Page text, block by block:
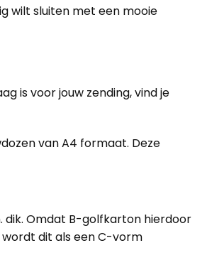
wilt sluiten met een mooie
is voor jouw zending, vind je
van A4 formaat. Deze
dik. Omdat B-golfkarton hierdoor
dit als een C-vorm